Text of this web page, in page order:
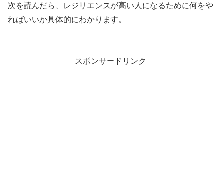
次を読んだら、レジリエンスが高い人になるために何をや
ればいいか具体的にわかります。
スポンサードリンク